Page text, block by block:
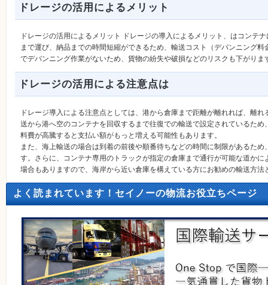
ドレージの活用によるメリット
ドレージの活用によるメリット ドレージの導入によるメリット、はコンテ
まで運び、納品までの時間短縮ができるため、輸送コスト（デバンニング
でデバンニング作業がないため、貨物の紛失や破損などのリスクも下がりま
ドレージの活用による注意点は
ドレージ導入による注意点としては、港から倉庫まで距離が離れれば、離
送から港へ空のコンテナを回収するまで往復での輸送で設定されているた
料費が高騰すると支払い額がもっと増える可能性もあります。
また、海上輸送の場合は到着の前後や順番待ちなどの時間に制限があるた
す。さらに、コンテナ専用のトラックが指定の倉庫まで通行が可能な道か
場合もありますので、海岸から近い倉庫を構えている方にお勧めの輸送方法
よく読まれています！セイノーの物流お役立ちページ